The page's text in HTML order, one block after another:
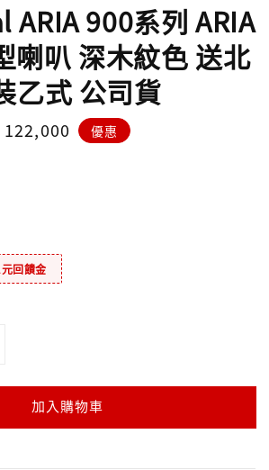
ARIA 900系列 ARIA
喇叭 深木紋色 送北
乙式 公司貨
優惠
回饋金
加入購物車